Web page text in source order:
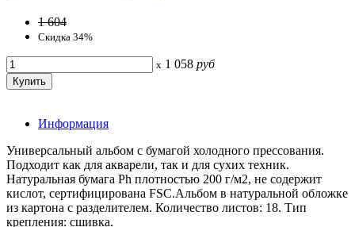
1 604
Скидка 34%
x 1 058 руб
Информация
Универсальный альбом с бумагой холодного прессования.
Подходит как для акварели, так и для сухих техник.
Натуральная бумага Ph плотностью 200 г/м2, не содержит
кислот, сертифицирована FSC.Альбом в натуральной обложке
из картона с разделителем. Количество листов: 18. Тип
крепления: сшивка.